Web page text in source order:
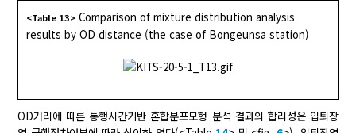
<Table 13> Comparison of mixture distribution analysis
results by OD distance (the case of Bongeunsa station)
OD거리에 따른 통행시간기반 혼합분포모형 분석 결과의 합리성은 입퇴장